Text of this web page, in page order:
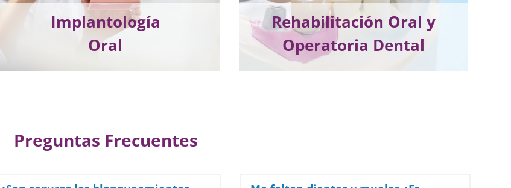
Implantología
Oral
Rehabilitación Oral y
Operatoria Dental
Preguntas Frecuentes